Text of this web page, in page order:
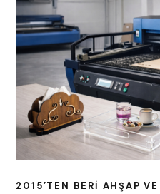
2015’TEN BERI AHŞAP